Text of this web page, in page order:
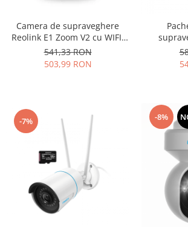
Camera de supraveghere
Reolink E1 Zoom V2 cu WIFI,
Inteligenta Artificiala, auto-
urmarirea persoanei (auto
tracking), zoom optic 3x
541,33 RON
503,99 RON
MicroSD
3 PRO
-7% -8%